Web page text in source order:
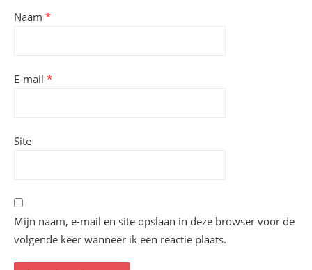
Naam *
E-mail *
Site
Mijn naam, e-mail en site opslaan in deze browser voor de
volgende keer wanneer ik een reactie plaats.